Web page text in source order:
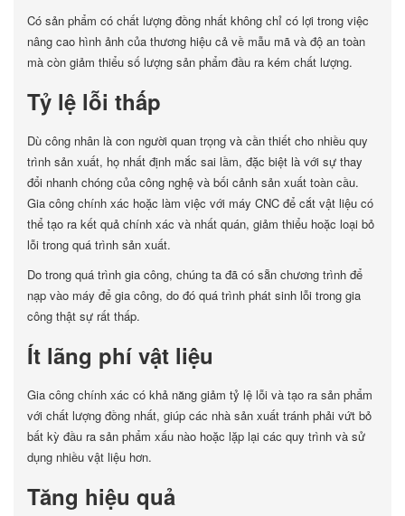
Có sản phẩm có chất lượng đồng nhất không chỉ có lợi trong việc
nâng cao hình ảnh của thương hiệu cả về mẫu mã và độ an toàn
mà còn giảm thiểu số lượng sản phẩm đầu ra kém chất lượng.
Tỷ lệ lỗi thấp
Dù công nhân là con người quan trọng và cần thiết cho nhiều quy
trình sản xuất, họ nhất định mắc sai lầm, đặc biệt là với sự thay
đổi nhanh chóng của công nghệ và bối cảnh sản xuất toàn cầu.
Gia công chính xác hoặc làm việc với máy CNC để cắt vật liệu có
thể tạo ra kết quả chính xác và nhất quán, giảm thiểu hoặc loại bỏ
lỗi trong quá trình sản xuất.
Do trong quá trình gia công, chúng ta đã có sẵn chương trình để
nạp vào máy để gia công, do đó quá trình phát sinh lỗi trong gia
công thật sự rất thấp.
Ít lãng phí vật liệu
Gia công chính xác có khả năng giảm tỷ lệ lỗi và tạo ra sản phẩm
với chất lượng đồng nhất, giúp các nhà sản xuất tránh phải vứt bỏ
bất kỳ đầu ra sản phẩm xấu nào hoặc lặp lại các quy trình và sử
dụng nhiều vật liệu hơn.
Tăng hiệu quả